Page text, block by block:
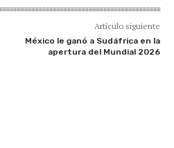
Artículo siguiente
México le ganó a Sudáfrica en la
apertura del Mundial 2026